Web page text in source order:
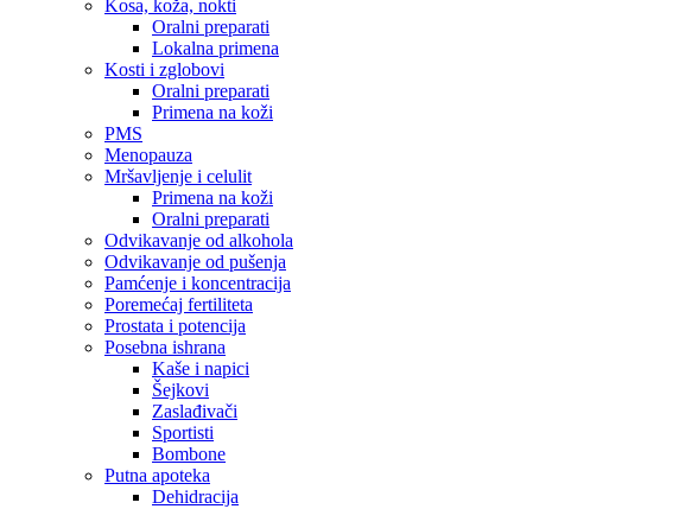
Kosa, koža, nokti
Oralni preparati
Lokalna primena
Kosti i zglobovi
Oralni preparati
Primena na koži
PMS
Menopauza
Mršavljenje i celulit
Primena na koži
Oralni preparati
Odvikavanje od alkohola
Odvikavanje od pušenja
Pamćenje i koncentracija
Poremećaj fertiliteta
Prostata i potencija
Posebna ishrana
Kaše i napici
Šejkovi
Zaslađivači
Sportisti
Bombone
Putna apoteka
Dehidracija